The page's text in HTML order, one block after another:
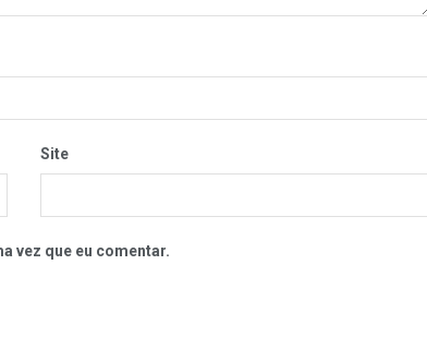
Site
vez que eu comentar.